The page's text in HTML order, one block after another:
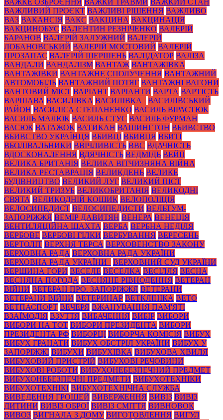
ВАЖЛИВИЙ ПРОЄКТ ВАЖЛИВІ РІШЕННЯ ВАЖЛИВО
ВАЗ ВАКАНСІЯ ВАКС ВАКЦИНА ВАКЦИНАЦІЯ
ВАКЦИНОБУС ВАЛЕНТИН РЕЗНІЧЕНКО ВАЛЕРІЙ
БАРАНОВ ВАЛЕРІЙ ЗАЛУЖНИЙ ВАЛЕРІЙ
ЛОБАНОВСЬКИЙ ВАЛЕРІЙ МОСТОВИЙ ВАЛЕРІЙ
ПРОЗАПАС ВАЛЕРІЙ ШЕРШЕНЬ ВАЛІДАТОР ВАЛІЗА
ВАНДАЛИ ВАНДАЛІЗМ ВАНТАЖ ВАНТАЖІВКА
ВАНТАЖІВКИ ВАНТАЖНЕ СПОЛУЧЕННЯ ВАНТАЖНИЙ
АВТОМОБІЛЬ ВАНТАЖНИЙ ПОТЯГ ВАНТАЖНІ ВАГОНИ
ВАНТОВИЙ МІСТ ВАРІАНТ ВАРІАНТИ ВАРТА ВАРТІСТЬ
ВАРШАВА ВАСИЛІВКА ВАСИЛІВКА_
ВАСИЛІВСЬКИЙ
РАЙОН ВАСИЛІСА СТЕПАНЕНКО ВАСИЛЬ ВІРАСТЮК
ВАСИЛЬ МАЛЮК ВАСИЛЬ СТУС ВАСИЛЬ ФУРМАН
ВАСЮК ВАТАЖОК ВАТИКАН ВАШИНГТОН ВБИВСТВО
ВБИВСТВО УКРАЇНЦЯ ВБИВЦІ ВБИВЦЯ ВБИТІ
ВБОЛІВАЛЬНИКИ ВВІЧЛИВІСТЬ ВВС ВДАЧНІСТЬ
ВДОСКОНАЛЕННЯ ВДЯЧНІСТЬ ВЕДМІДЬ ВЕЙП
ВЕЛИКА БРИТАНІЯ ВЕЛИКА ВІТЧИЗНЯНА ВІЙНА
ВЕЛИКА РЕСТАВРАЦІЯ ВЕЛИКДЕНЬ ВЕЛИКЕ
БУДІВНИЦТВО ВЕЛИКИЙ ЛУГ ВЕЛИКИЙ ПІСТ
ВЕЛИКИЙ ТРИЗУБ ВЕЛИКОБРИТАНІЯ ВЕЛИКОДНІ
СВЯТА ВЕЛИКОДНІЙ КОШИК ВЕЛОПОЛІЦІЯ
ВЕЛОСИПЕДИСТ ВЕЛОСИПЕДИСТИ ВЕЛЬТУМ-
ЗАПОРІЖЖЯ ВЕМІР ДАВИТЯН ВЕНЕРА ВЕНЕЦІЯ
ВЕНТИЛЯЦІЙНА ШАХТА ВЕРБА ВЕРБНА НЕДІЛЯ
ВЕРБОВЕ ВЕРБОВІ ГІЛКИ ВЕРБУВАННЯ ВЕРЕСЕНЬ
ВЕРТОЛІТ ВЕРХНЯ ТЕРСА ВЕРХОВЕНСТВО ЗАКОНУ
ВЕРХОВНА РАДА ВЕРХОВНА РАДА УКРАЇНИ
ВЕРХОВНА РАДА УКРАЇНИ_
ВЕРХОВНИЙ СУД УКРАЇНИ
ВЕРШИНА ГОРИ ВЕСЕЛЕ ВЕСЕЛКА ВЕСІЛЛЯ ВЕСНА
ВЕСНЯНА ПОГОДА ВЕСНЯНЕ РІВНОДЕННЯ ВЕТЕРАН
ВІЙНИ ВЕТЕРАН ПРО. ЗАПОРІЖЖЯ ВЕТЕРАНИ
ВЕТЕРАНИ ВІЙНИ ВЕТЕРИНАР ВЕТКЛІНІКА ВЕТО
ВЕТПАСПОРТ ВЕЧЕРЯ ВЖАНУВАННЯ ПАМ'ЯТІ
ВЗАЇМОДІЯ ВЗУТТЯ ВИБАЧЕННЯ ВИБІР ВИБОРИ
ВИБОРИ НА ТОТ ВИБОРИ ПРЕЗИДЕНТА ВИБОРИ
ПРЕЗИДЕНТА РФ ВИБОРЦІ ВИБОРЧА КОМІСІЯ ВИБУХ
ВИБУХ ГРАНАТИ ВИБУХ ОБСТРІЛ УКРАЇНИ ВИБУХ У
ЗАПОРІЖЖІ ВИБУХИ ВИБУХІВКА ВИБУХОВА ХВИЛЯ
ВИБУХОВИЙ ПРИСТРІЙ ВИБУХОВІ РЕЧОВИНИ
ВИБУХОВІ РОБОТИ ВИБУХОНЕБЕЗПЕЧНИЙ ПРЕДМЕТ
ВИБУХОНЕБЕЗПЕЧНІ ПРЕДМЕТИ ВИБУХОТЕХНІКИ
ВИБУХОТЕХНІКІ ВИБУХОТЕХНІЧНА СЛУЖБА
ВИВЕДЕННЯ ГРОШЕЙ ВИВЕРЖЕННЯ ВИВІЗ ВИВІЗ
ДИТИНИ ВИВІЗ ОБРОЇ ВИВІЗ СМІТТЯ ВИВНОВОК
ВИВОЗ ВИГНАЛА З ДОМУ ВИГОТОВЛЕННЯ ВИГУЛ